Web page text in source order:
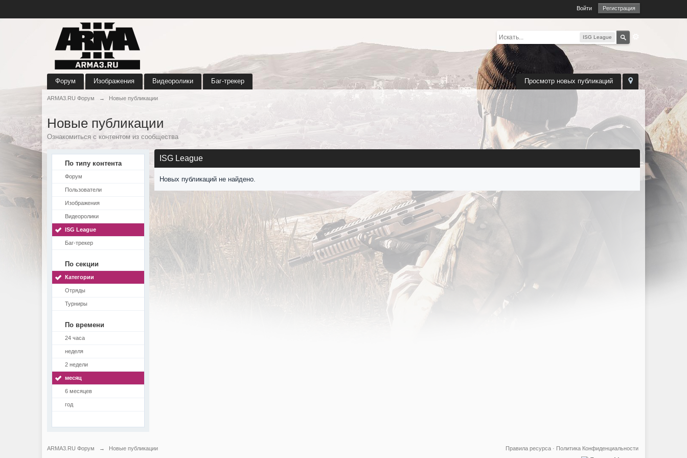
Войти Регистрация
ISG League
Просмотр новых публикаций
Форум Изображения Видеоролики Баг-трекер
ARMA3.RU Форум → Новые публикации
Новые публикации
Ознакомиться с контентом из сообщества
По типу контента
Форум
Пользователи
Изображения
Видеоролики
ISG League
Баг-трекер
По секции
Категории
Отряды
Турниры
По времени
24 часа
неделя
2 недели
месяц
6 месяцев
год
ISG League
Новых публикаций не найдено.
ARMA3.RU Форум → Новые публикации Политика Конфиденциальности
Правила ресурса ·